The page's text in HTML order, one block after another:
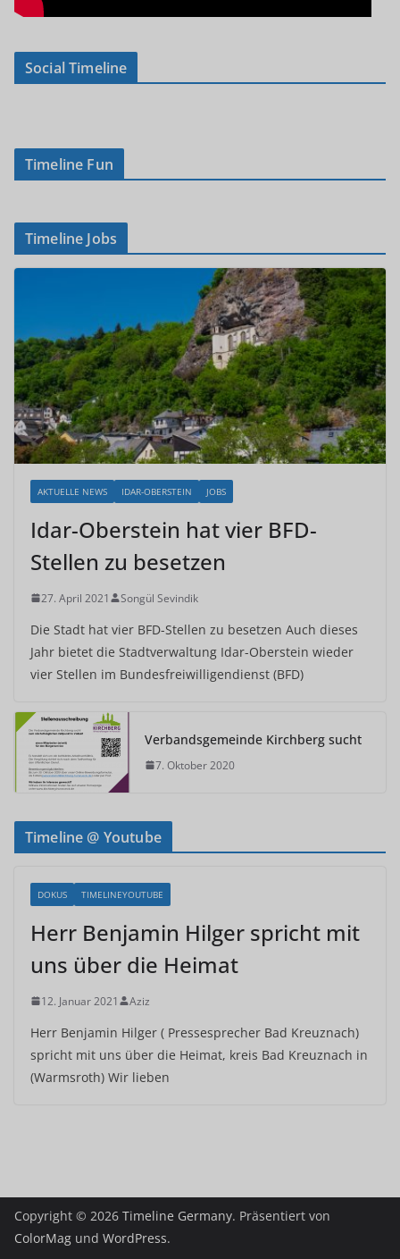
Social Timeline
Timeline Fun
Timeline Jobs
AKTUELLE NEWS IDAR-OBERSTEIN JOBS
Idar-Oberstein hat vier BFD-
Stellen zu besetzen
27. April 2021 Songül Sevindik
Die Stadt hat vier BFD-Stellen zu besetzen Auch dieses
Jahr bietet die Stadtverwaltung Idar-Oberstein wieder
vier Stellen im Bundesfreiwilligendienst (BFD)
Verbandsgemeinde Kirchberg sucht
7. Oktober 2020
Timeline @ Youtube
DOKUS TIMELINEYOUTUBE
Herr Benjamin Hilger spricht mit
uns über die Heimat
12. Januar 2021 Aziz
Herr Benjamin Hilger ( Pressesprecher Bad Kreuznach)
spricht mit uns über die Heimat, kreis Bad Kreuznach in
(Warmsroth) Wir lieben
Copyright © 2026 Timeline Germany. Präsentiert von
ColorMag und WordPress.